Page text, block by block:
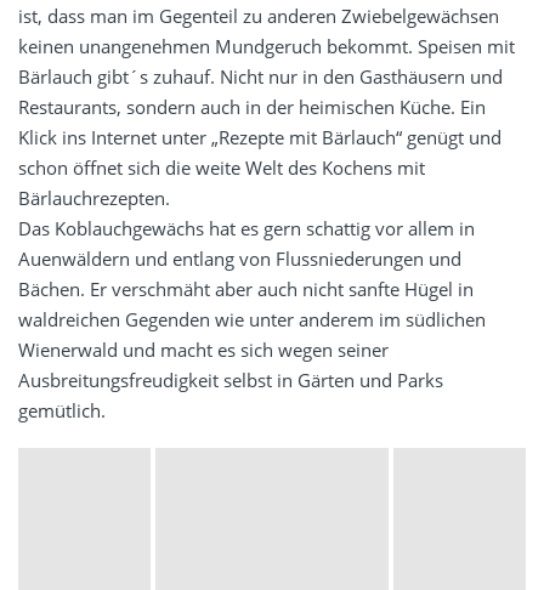
ist, dass man im Gegenteil zu anderen Zwiebelgewächsen
keinen unangenehmen Mundgeruch bekommt. Speisen mit
Bärlauch gibt´s zuhauf. Nicht nur in den Gasthäusern und
Restaurants, sondern auch in der heimischen Küche. Ein
Klick ins Internet unter „Rezepte mit Bärlauch“ genügt und
schon öffnet sich die weite Welt des Kochens mit
Bärlauchrezepten.
Das Koblauchgewächs hat es gern schattig vor allem in
Auenwäldern und entlang von Flussniederungen und
Bächen. Er verschmäht aber auch nicht sanfte Hügel in
waldreichen Gegenden wie unter anderem im südlichen
Wienerwald und macht es sich wegen seiner
Ausbreitungsfreudigkeit selbst in Gärten und Parks
gemütlich.